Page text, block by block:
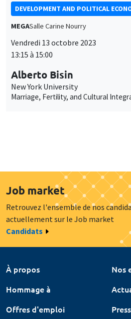
DEVELOPMENT AND POLITICAL
MEGASalle Carine Nourry
Vendredi 13 octobre 2023
13:15 à 15:00
Alberto Bisin
New York University
Marriage, Fertility, and Cultural
Job market
Retrouvez l'ensemble de nos
actuellement sur le Job market
Candidats
À propos
Nos
Hommage à
Offres d'emploi